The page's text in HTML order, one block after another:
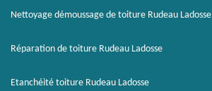
Nettoyage démoussage de toiture Rudeau Ladosse
Réparation de toiture Rudeau Ladosse
Etanchéité toiture Rudeau Ladosse